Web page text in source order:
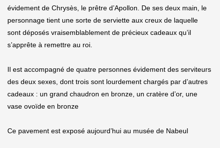
évidement de Chrysès, le prêtre d’Apollon. De ses deux main, le
personnage tient une sorte de serviette aux creux de laquelle
sont déposés vraisemblablement de précieux cadeaux qu’il
s’apprête à remettre au roi.
Il est accompagné de quatre personnes évidement des serviteurs
des deux sexes, dont trois sont lourdement chargés par d’autres
cadeaux : un grand chaudron en bronze, un cratère d’or, une
vase ovoïde en bronze
Ce pavement est exposé aujourd’hui au musée de Nabeul